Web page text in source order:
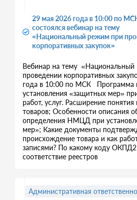
29 мая 2026 года в 10:00 по
состоялся вебинар на тему
«Национальный режим при
корпоративных закупок»
Вебинар на тему
проведении корпоративных
года в 10:00 по МСК Программа
установления «защитных мер»
работ, услуг. Расширение
товаров; Особенности описания
определения НМЦД при
мер»; Какие документы
происхождение товара и как
записями? По какому коду ОКПД2
соответствие реестров
Административная